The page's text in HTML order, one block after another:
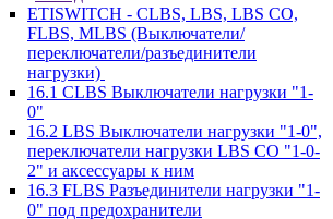
ETISWITCH - CLBS, LBS, LBS CO,
FLBS, MLBS (Выключатели/
переключатели/разъединители
нагрузки)
16.1 CLBS Выключатели нагрузки "1-
0"
16.2 LBS Выключатели нагрузки "1-0",
переключатели нагрузки LBS CO "1-0-
2" и аксессуары к ним
16.3 FLBS Разъединители нагрузки "1-
0" под предохранители